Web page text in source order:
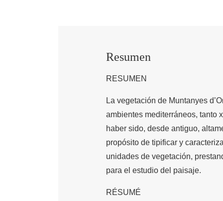
Resumen
RESUMEN
La vegetación de Muntanyes
ambientes mediterráneos, tanto
haber sido, desde antiguo,
propósito de tipificar y
unidades de vegetación,
para el estudio del paisaje.
RÉSUMÉ